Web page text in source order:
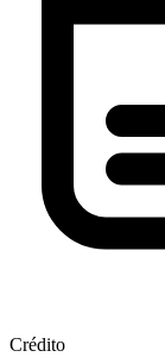
Crédito